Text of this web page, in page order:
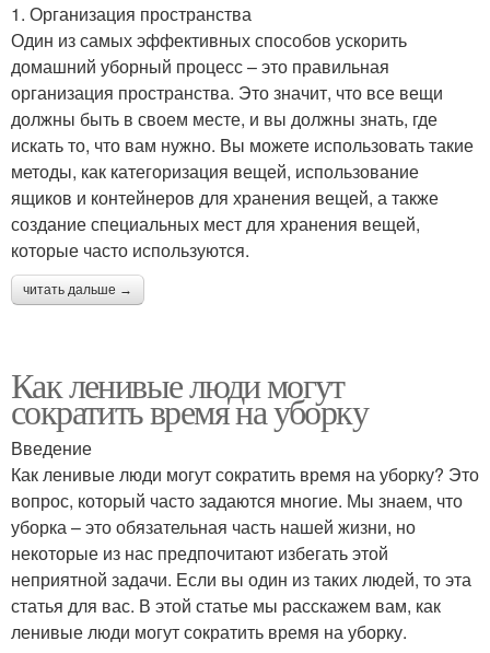
1. Организация пространства
Один из самых эффективных способов ускорить
домашний уборный процесс – это правильная
организация пространства. Это значит, что все вещи
должны быть в своем месте, и вы должны знать, где
искать то, что вам нужно. Вы можете использовать такие
методы, как категоризация вещей, использование
ящиков и контейнеров для хранения вещей, а также
создание специальных мест для хранения вещей,
которые часто используются.
читать дальше →
Как ленивые люди могут
сократить время на уборку
Введение
Как ленивые люди могут сократить время на уборку? Это
вопрос, который часто задаются многие. Мы знаем, что
уборка – это обязательная часть нашей жизни, но
некоторые из нас предпочитают избегать этой
неприятной задачи. Если вы один из таких людей, то эта
статья для вас. В этой статье мы расскажем вам, как
ленивые люди могут сократить время на уборку.